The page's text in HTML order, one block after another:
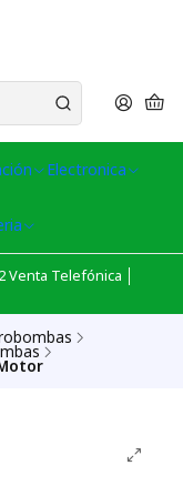
Electronica
Venta Telefónica │